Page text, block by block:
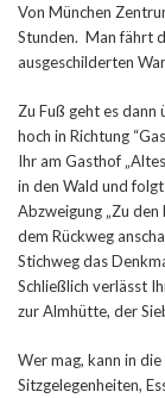
Von München
Stunden. Man fährt
ausgeschilderten
Zu Fuß geht es dann
hoch in Richtung
Ihr am Gasthof
in den Wald und
Abzweigung „Zu den
dem Rückweg
Stichweg das
Schließlich verlässt
zur Almhütte, der
Wer mag, kann in die
Sitzgelegenheiten,